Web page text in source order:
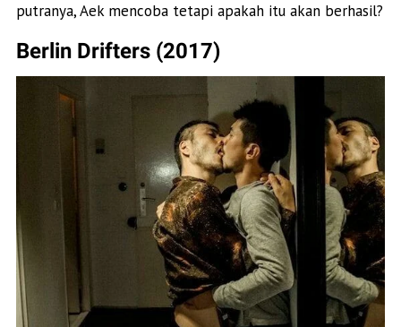
putranya, Aek mencoba tetapi apakah itu akan berhasil?
Berlin Drifters (2017)